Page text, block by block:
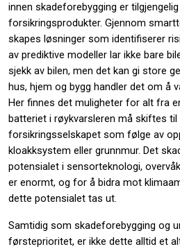
innen skadeforebygging er
forsikringsprodukter. Gjennom
skapes løsninger som identifiserer
av prediktive modeller lar ikke bare
sjekk av bilen, men det kan gi store
hus, hjem og bygg handler det om å
Her finnes det muligheter for alt fra
batteriet i røykvarsleren må skiftes
forsikringsselskapet som følge av
kloakksystem eller grunnmur. Det
potensialet i sensorteknologi,
er enormt, og for å bidra mot
dette potensialet tas ut.
Samtidig som skadeforebygging og
førsteprioritet, er ikke dette alltid et